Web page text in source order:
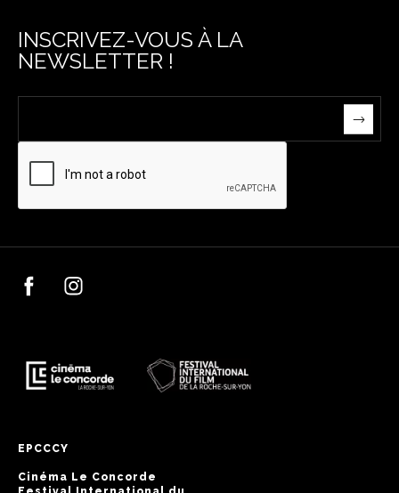
INSCRIVEZ-VOUS À LA
NEWSLETTER !
EPCCCY
Cinéma Le Concorde